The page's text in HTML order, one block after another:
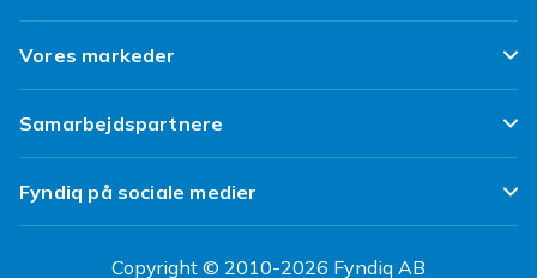
Brukt/ Refurbished
Design dit eget tøj
Klimaarbejde
Job hos Fyndiq
Tilgængelighed
Transparensrapport
Vores markeder
Fyndiq Sverige
Fyndiq Finland
Fyndiq Norge
CDON Danmark
Samarbejdspartnere
Partner Help Center
Regler og kvalitet
Fyndiq på sociale medier
Copyright © 2010-2026 Fyndiq AB